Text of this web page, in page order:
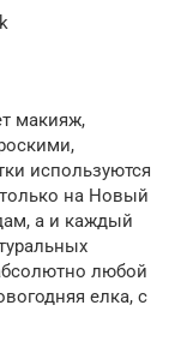
макияж,
используются
только на Новый
а и каждый
любой
елка, с